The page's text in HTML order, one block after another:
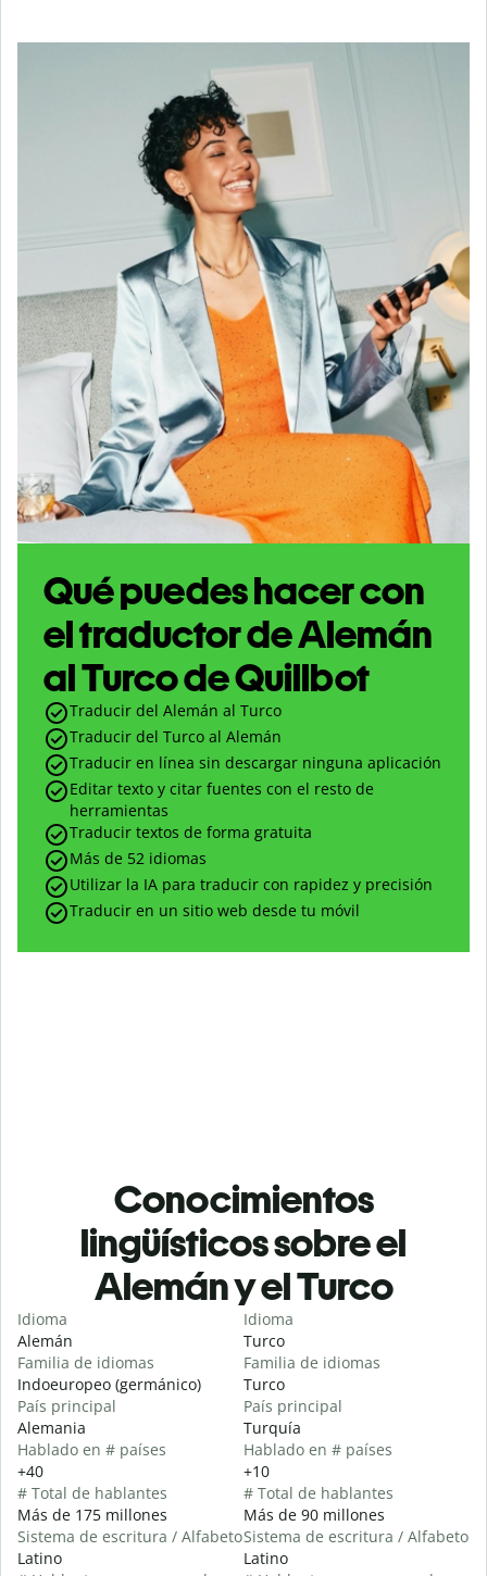
Qué puedes hacer con
el traductor de Alemán
al Turco de Quillbot
Traducir del Alemán al Turco
Traducir del Turco al Alemán
Traducir en línea sin descargar ninguna aplicación
Editar texto y citar fuentes con el resto de
herramientas
Traducir textos de forma gratuita
Más de 52 idiomas
Utilizar la IA para traducir con rapidez y precisión
Traducir en un sitio web desde tu móvil
Conocimientos
lingüísticos sobre el
Alemán y el Turco
Idioma
Alemán
Familia de idiomas
Indoeuropeo (germánico)
País principal
Alemania
Hablado en # países
+40
# Total de hablantes
Más de 175 millones
Sistema de escritura / Alfabeto
Latino
Idioma
Turco
Familia de idiomas
Turco
País principal
Turquía
Hablado en # países
+10
# Total de hablantes
Más de 90 millones
Sistema de escritura / Alfabeto
Latino